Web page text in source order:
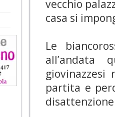
vecchio
casa si
Le
all’andata
partita e